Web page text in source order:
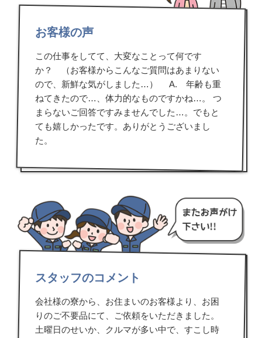
お客様の声
この仕事をしてて、大変なことって何です
か？ （お客様からこんなご質問はあまりない
ので、新鮮な気がしました…） A. 年齢も重
ねてきたので…、体力的なものですかね…。 つ
まらないご回答ですみませんでした…。でもと
ても嬉しかったです。ありがとうございまし
た。
スタッフのコメント
会社様の寮から、お住まいのお客様より、お困
りのご不要品にて、ご依頼をいただきました。
土曜日のせいか、クルマが多い中で、すこし時